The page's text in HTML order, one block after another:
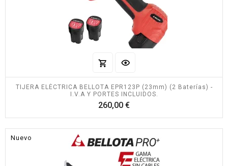
TIJERA ELÉCTRICA BELLOTA EPR123P (23mm) (2 Baterías) -
I.V.A Y PORTES INCLUIDOS.
260,00 €Precio
Nuevo